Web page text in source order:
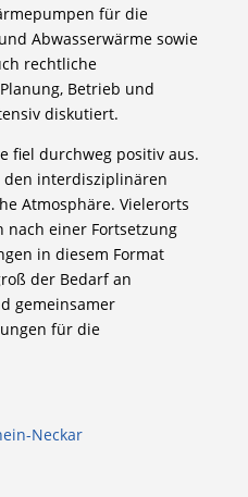
für die
Abwasserwärme sowie
rechtliche
Betrieb und
diskutiert.
fiel durchweg positiv aus.
den interdisziplinären
Atmosphäre. Vielerorts
einer Fortsetzung
in diesem Format
der Bedarf an
gemeinsamer
für die
Neckar